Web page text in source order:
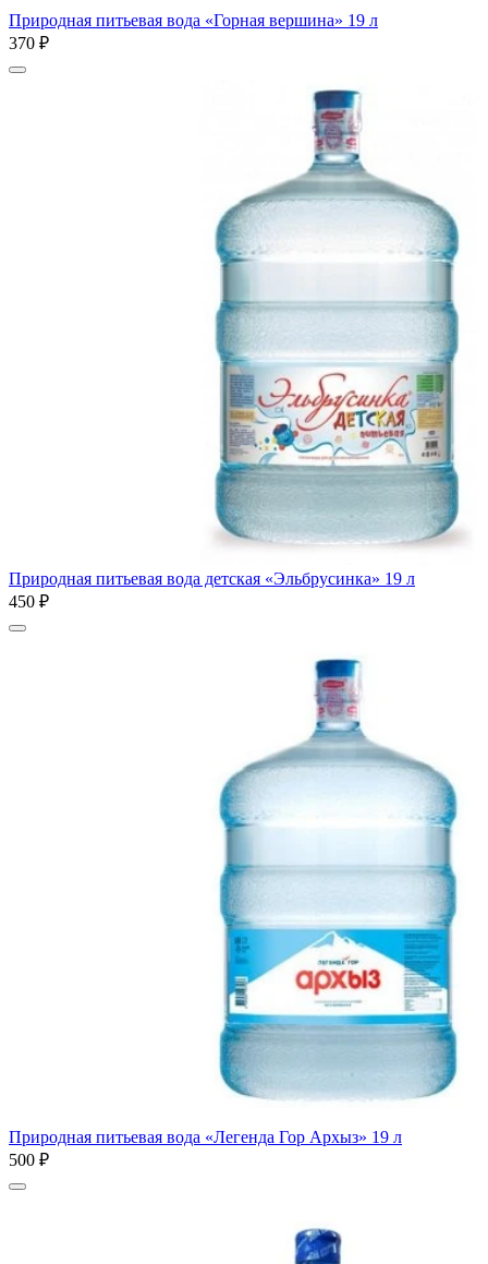
Природная питьевая вода «Горная вершина» 19 л
370 ₽
Природная питьевая вода детская «Эльбрусинка» 19 л
450 ₽
Природная питьевая вода «Легенда Гор Архыз» 19 л
500 ₽